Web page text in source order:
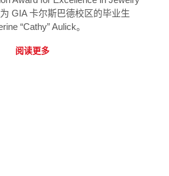
GIA 卡尔斯巴德校区的毕业生
“Cathy” Aulick。
阅读更多